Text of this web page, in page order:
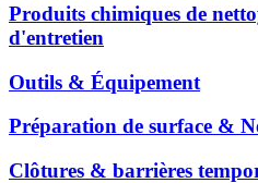
Produits chimiques de
d'entretien
Outils & Équipement
Préparation de surface &
Clôtures & barrières